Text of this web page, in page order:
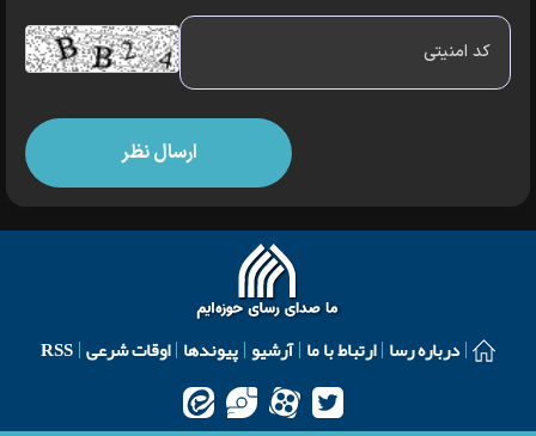
درباره رسا ارتباط با ما آرشیو پیوندها اوقات شرعی RSS